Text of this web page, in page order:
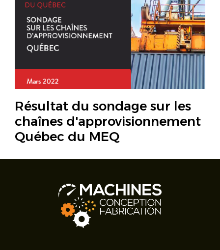
Résultat du sondage sur les
chaînes d'approvisionnement
Québec du MEQ